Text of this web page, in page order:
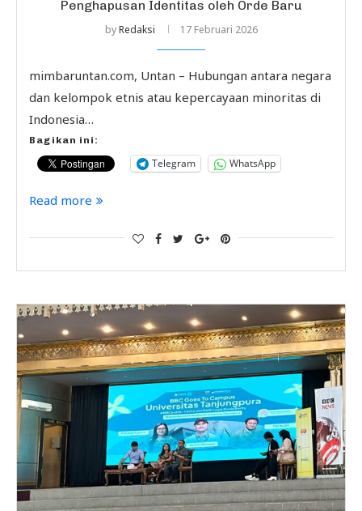
Penghapusan Identitas oleh Orde Baru
byRedaksi 17 Februari 2026
mimbaruntan.com, Untan – Hubungan antara negara
dan kelompok etnis atau kepercayaan minoritas di
Indonesia…
Bagikan ini:
Telegram WhatsApp
Read more